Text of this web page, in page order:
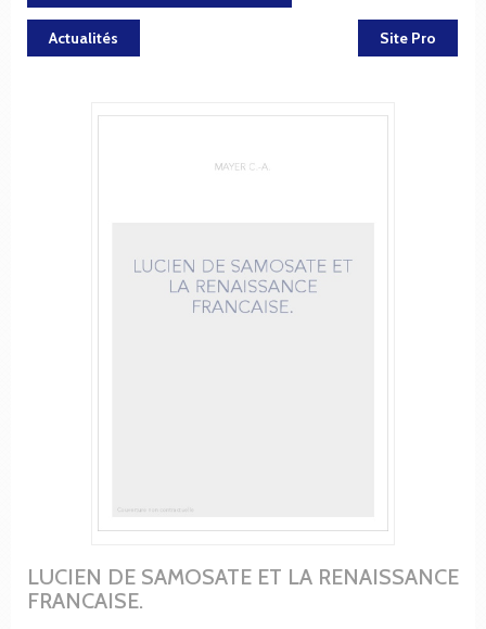
Actualités Site Pro
LUCIEN DE SAMOSATE ET LA RENAISSANCE
FRANCAISE.